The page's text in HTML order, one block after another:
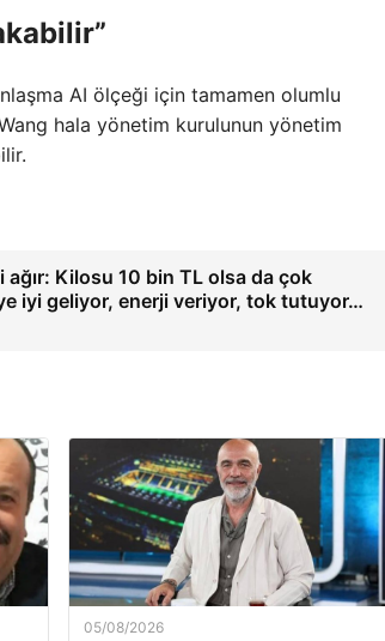
AI ölçeği için tamamen olumlu
hala yönetim kurulunun yönetim
ağır: Kilosu 10 bin TL olsa da çok
iyi geliyor, enerji veriyor, tok tutuyor…
05/08/2026